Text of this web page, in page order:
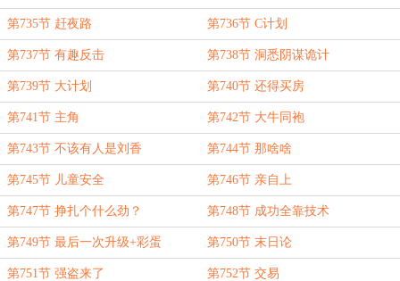
第735节 赶夜路 第736节 C计划
第737节 有趣反击 第738节 洞悉阴谋诡计
第739节 大计划 第740节 还得买房
第741节 主角 第742节 大牛同袍
第743节 不该有人是刘香 第744节 那啥啥
第745节 儿童安全 第746节 亲自上
第747节 挣扎个什么劲？ 第748节 成功全靠技术
第749节 最后一次升级+彩蛋 第750节 末日论
第751节 强盗来了 第752节 交易